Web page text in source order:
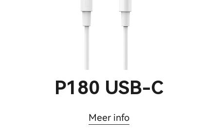
P180 USB-C
Meer info